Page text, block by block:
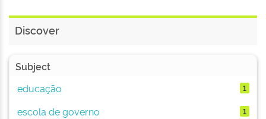
Discover
Subject
educação
1
escola de governo 1